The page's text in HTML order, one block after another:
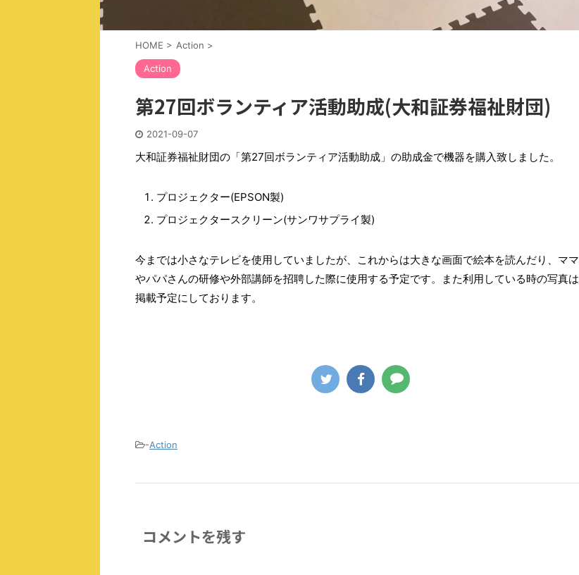
HOME > Action >
Action
第27回ボランティア活動助成(大和証券福祉財団)
2021-09-07
大和証券福祉財団の「第27回ボランティア活動助成」の助成金で機器を購入致しました。
プロジェクター(EPSON製)
プロジェクタースクリーン(サンワサプライ製)
今までは小さなテレビを使用していましたが、これからは大きな画面で絵本を読んだり、ママ
やパパさんの研修や外部講師を招聘した際に使用する予定です。また利用している時の写真は
掲載予定にしております。
-Action
コメントを残す